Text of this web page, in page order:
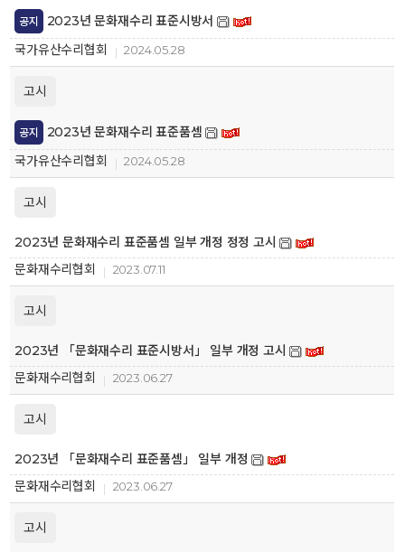
공지
2023년 문화재수리 표준시방서
국가유산수리협회
2024.05.28
고시
공지
2023년 문화재수리 표준품셈
국가유산수리협회
2024.05.28
고시
2023년 문화재수리 표준품셈 일부 개정 정정 고시
문화재수리협회
2023.07.11
고시
2023년 「문화재수리 표준시방서」 일부 개정 고시
문화재수리협회
2023.06.27
고시
2023년 「문화재수리 표준품셈」 일부 개정
문화재수리협회
2023.06.27
고시